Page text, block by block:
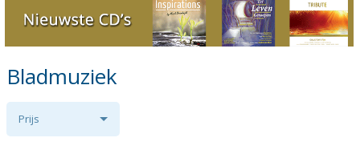
Bladmuziek
Prijs